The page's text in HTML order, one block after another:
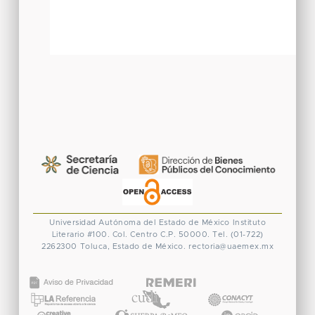
Universidad Autónoma del Estado de México
Instituto
Literario #100. Col. Centro C.P. 50000. Tel. (01-722)
2262300 Toluca, Estado de México. rectoria@uaemex.mx